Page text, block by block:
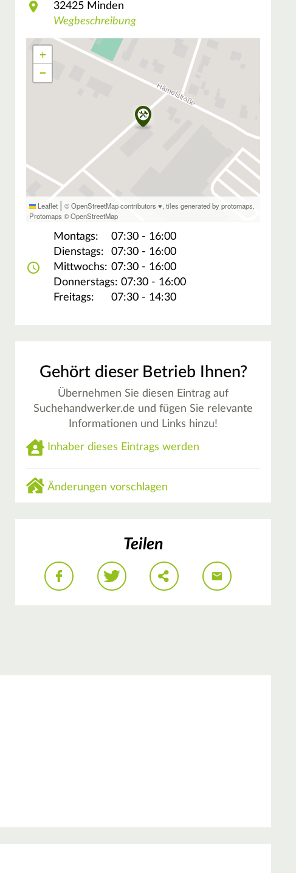
32425 Minden
Wegbeschreibung
+
−
Leaflet | © OpenStreetMap contributors ♥,tiles generated by protomaps
Protomaps ©OpenStreetMap
Montags:
07:30 - 16:00
Dienstags:
07:30 - 16:00
Mittwochs: 07:30 - 16:00
Donnerstags: 07:30 - 16:00
Freitags:
07:30 - 14:30
Gehört dieser Betrieb Ihnen?
Übernehmen Sie diesen Eintrag auf
Suchehandwerker.de und fügen Sie relevante
Informationen und Links hinzu!
Inhaber dieses Eintrags werden
Änderungen vorschlagen
Teilen